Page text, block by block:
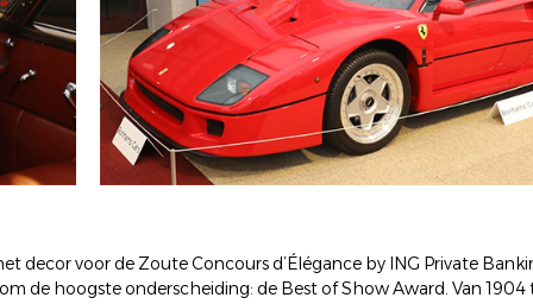
decor voor de Zoute Concours d’Élégance by ING Private
de hoogste onderscheiding: de Best of Show Award. Van